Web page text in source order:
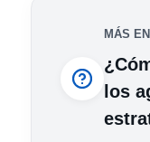
MÁS
los